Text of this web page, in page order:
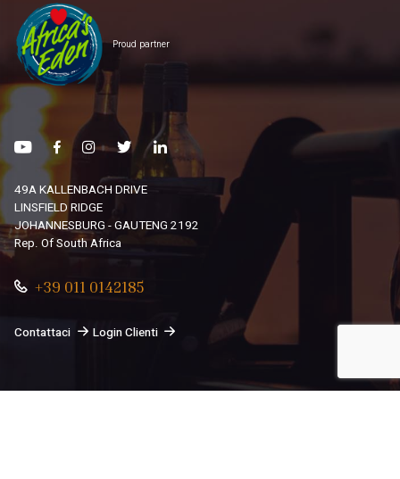
Proud partner
49A KALLENBACH DRIVE
LINSFIELD RIDGE
JOHANNESBURG - GAUTENG 2192
Rep. Of South Africa
+39 011 0142185
Contattaci Login Clienti